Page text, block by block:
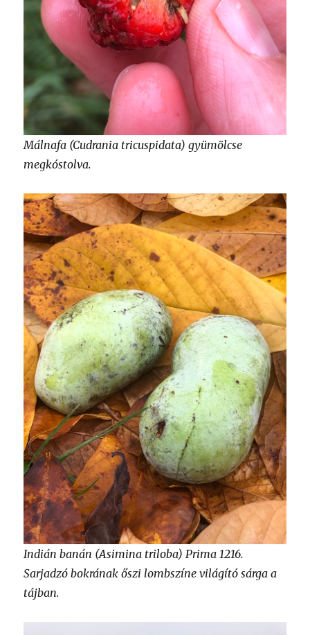
Málnafa (Cudrania tricuspidata) gyümölcse
megkóstolva.
Indián banán (Asimina triloba) Prima 1216.
Sarjadzó bokrának őszi lombszíne világító sárga a
tájban.